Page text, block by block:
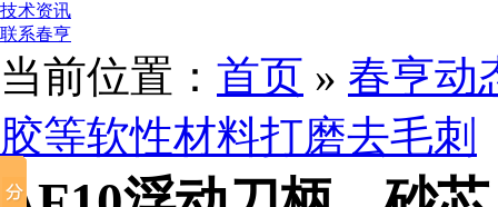
技术资讯
联系春亨
当前位置： 首页 » 春亨动
胶等软性材料打磨去毛刺